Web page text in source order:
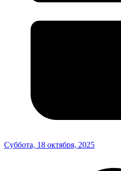
Суббота, 18 октября, 2025